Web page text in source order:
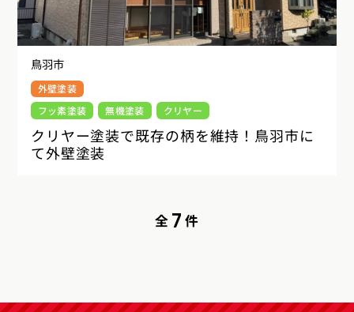
鳥羽市
外壁塗装
フッ素塗装
無機塗装 クリヤー
クリヤー塗装で既存の柄を維持！鳥羽市に
て外壁塗装
全 7 件